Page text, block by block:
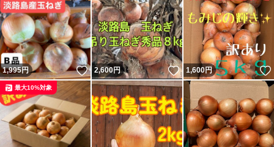
1,995円 いいね！
2,600円 いいね！
1,600円
最大10%対象